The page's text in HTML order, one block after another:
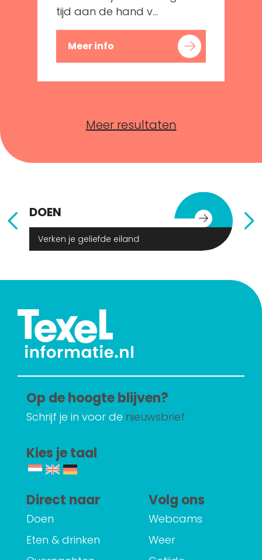
tijd aan de hand v...
Meer info
Meer resultaten
DOEN
Verken je geliefde eiland
Op de hoogte blijven?
Schrijf je in voor de nieuwsbrief
Kies je taal
Direct naar
Doen
Eten & drinken
Volg ons
Webcams
Weer